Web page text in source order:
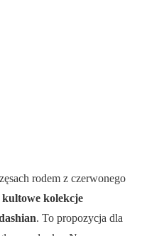
rodem z czerwonego
kultowe kolekcje
. To propozycja dla